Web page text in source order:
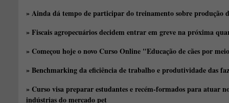
» Ainda dá tempo de participar do treinamento sobre produção
» Fiscais agropecuários decidem entrar em greve na próxima
» Começou hoje o novo Curso Online "Educação de cães por
» Benchmarking da eficiência de trabalho e produtividade das
» Curso visa preparar estudantes e recém-formados para atuar
indústrias do mercado pet